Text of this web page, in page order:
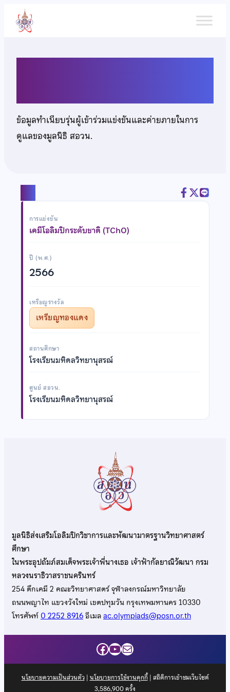
เนื้อหา
ข้อมูลทำเนียบรุ่นผู้เข้าร่วมแข่งขันและค่ายภายในการ
ดูแลของมูลนิธิ สอวน.
การแข่งขัน
เคมีโอลิมปิกระดับชาติ (TChO)
ปี (พ.ศ.)
2566
เหรียญรางวัล
เหรียญทองแดง
สถานศึกษา
โรงเรียนมหิดลวิทยานุสรณ์
ศูนย์ สอวน.
โรงเรียนมหิดลวิทยานุสรณ์
มูลนิธิส่งเสริมโอลิมปิกวิชาการและพัฒนามาตรฐานวิทยาศาสตร์
ศึกษา
ในพระอุปถัมภ์สมเด็จพระเจ้าพี่นางเธอ เจ้าฟ้ากัลยาณิวัฒนา กรม
หลวงนราธิวาสราชนครินทร์
254 ตึกเคมี 2 คณะวิทยาศาสตร์ จุฬาลงกรณ์มหาวิทยาลัย
ถนนพญาไท แขวงวังใหม่ เขตปทุมวัน กรุงเทพมหานคร 10330
โทรศัพท์0 2252 8916อีเมลac.olympiads@posn.or.th
Facebook
YouTube
Mail
นโยบายความเป็นส่วนตัว| นโยบายการใช้งานคุกกี้| สถิติการเข้าชมเว็บไซต์
3,586,900ครั้ง